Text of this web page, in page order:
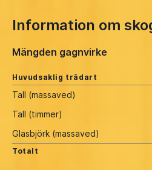
Information om
Mängden gagnvirke
Huvudsaklig trädart
Tall (massaved)
Tall (timmer)
Glasbjörk (massaved)
Totalt